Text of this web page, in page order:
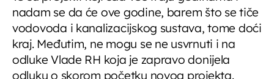
nadam se da će ove godine, barem što se tiče
vodovoda i kanalizacijskog sustava, tome doći
kraj. Međutim, ne mogu se ne usvrnuti i na
odluke Vlade RH koja je zapravo donijela
odluku o skorom početku novog projekta.